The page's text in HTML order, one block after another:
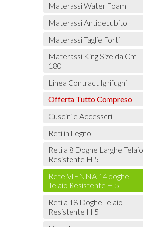
Materassi Water Foam
Materassi Antidecubito
Materassi Taglie Forti
Materassi King Size da Cm
180
Linea Contract Ignifughi
Offerta Tutto Compreso
Cuscini e Accessori
Reti in Legno
Reti a 8 Doghe Larghe Telaio
Resistente H 5
Rete VIENNA 14 doghe
Telaio Resistente H 5
Reti a 18 Doghe Telaio
Resistente H 5